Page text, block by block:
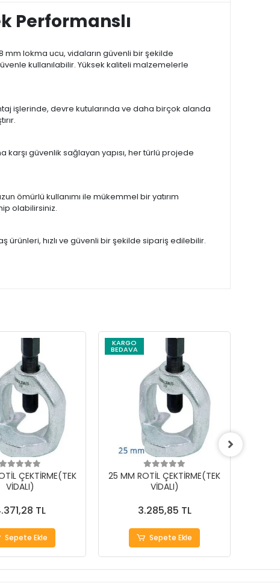
Performanslı
mm lokma ucu, vidaların güvenli bir şekilde
kullanılabilir. Yüksek kaliteli malzemelerle
işlerinde, devre kutularında ve daha birçok alanda
karşı güvenlik sağlayan yapısı, her türlü projede
ömürlü kullanımı ile mükemmel bir yatırım
olabilirsiniz.
ürünleri, hızlı ve güvenli bir şekilde sipariş edilebilir.
ÇEKTİRME(TEK
VİDALI)
TL
Sepete Ekle
KARGO
BEDAVA
25 MM ROTİL ÇEKTİRME(TEK
VİDALI)
3.285,85 TL
Sepete Ekle